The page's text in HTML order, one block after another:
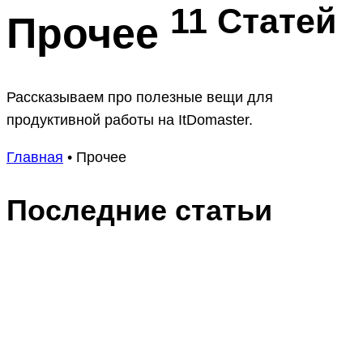
Прочее 11 Статей
Рассказываем про полезные вещи для
продуктивной работы на ItDomaster.
Главная • Прочее
Последние статьи